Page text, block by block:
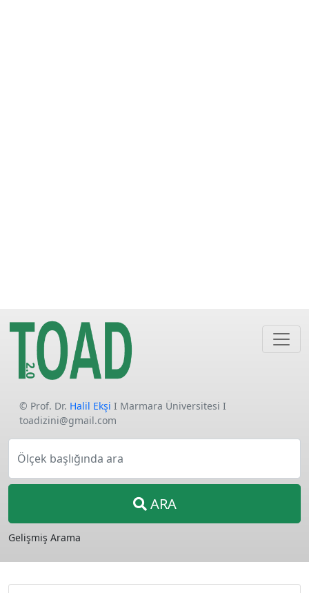
© Prof. Dr. Halil Ekşi I Marmara Üniversitesi I
toadizini@gmail.com
Ölçek başlığında ara
ARA
Gelişmiş Arama